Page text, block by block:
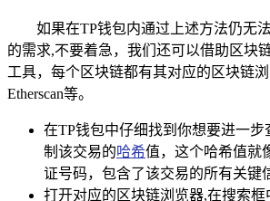
如果在TP钱包内通过上述方法仍无
的需求,不要着急，我们还可以借助区块
工具，每个区块链都有其对应的区块链
Etherscan等。
在TP钱包中仔细找到你想要进一步
制该交易的哈希值，这个哈希值就
证号码，包含了该交易的所有关键
打开对应的区块链浏览器,在搜索